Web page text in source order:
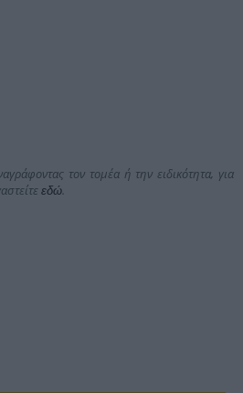
τον τομέα ή την ειδικότητα, για
εδώ.